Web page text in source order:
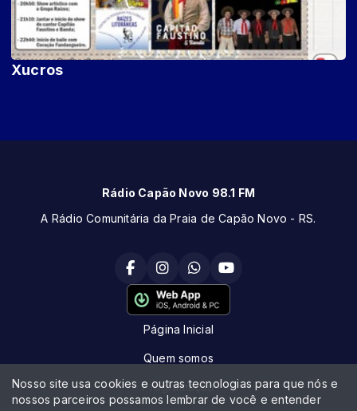
Xucros
Rádio Capão Novo 98.1 FM
A Rádio Comunitária da Praia de Capão Novo - RS.
Página Inicial
Quem somos
Programação
Nosso site usa cookies e outras tecnologias para que nós e
nossos parceiros possamos lembrar de você e entender